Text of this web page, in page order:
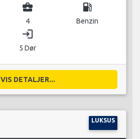
business_center
4
local_gas_station
Benzin
login
5 Dør
VIS DETALJER...
LUKSUS